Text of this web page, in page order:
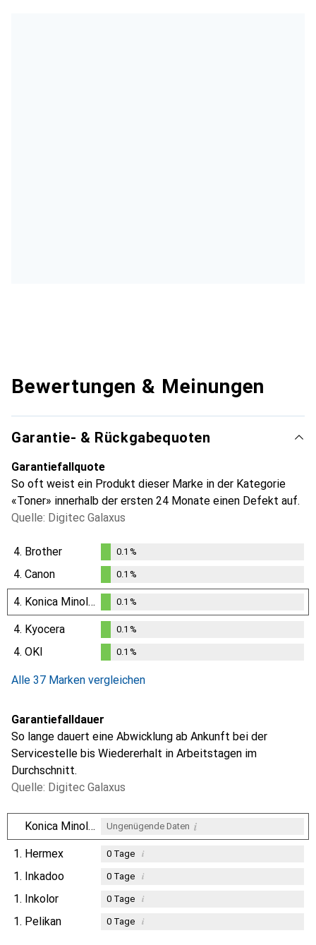
Bewertungen & Meinungen
Garantie- & Rückgabequoten
Garantiefallquote
So oft weist ein Produkt dieser Marke in der Kategorie
«Toner» innerhalb der ersten 24 Monate einen Defekt auf.
Quelle: Digitec Galaxus
4. Brother
%
0.1 %
4. Canon
0.1%
0.1 %
4. Konica Minolta
0.1%
0.1 %
4. Kyocera
%
0.1 %
4. OKI 0.1 %
Alle 37 Marken vergleichen
Garantiefalldauer
So lange dauert eine Abwicklung ab Ankunft bei der
Servicestelle bis Wiedererhalt in Arbeitstagen im
Durchschnitt.
Quelle: Digitec Galaxus
Konica Minolta Ungenügende Daten i
1. Hermex 0Tage i
1. Inkadoo 0Tage i
1. Inkolor 0Tage i
1. Pelikan 0Tage i